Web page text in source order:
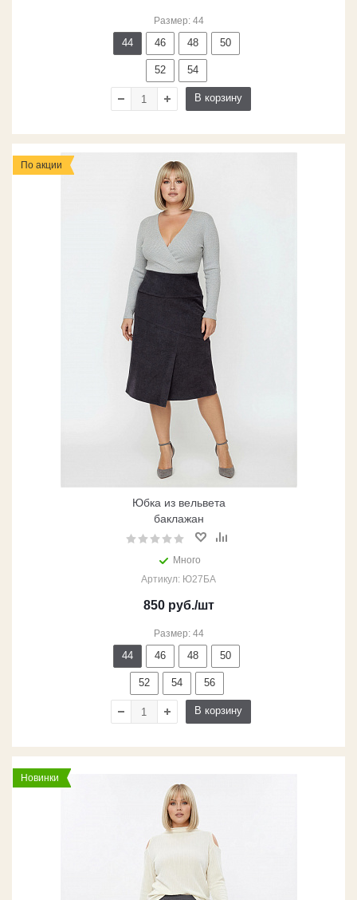
Размер: 44
44 46 48 50
52 54
В корзину
По акции
Юбка из вельвета
баклажан
Много
Артикул: Ю27БА
850руб./шт
Размер: 44
44 46 48 50
52 54 56
В корзину
Новинки